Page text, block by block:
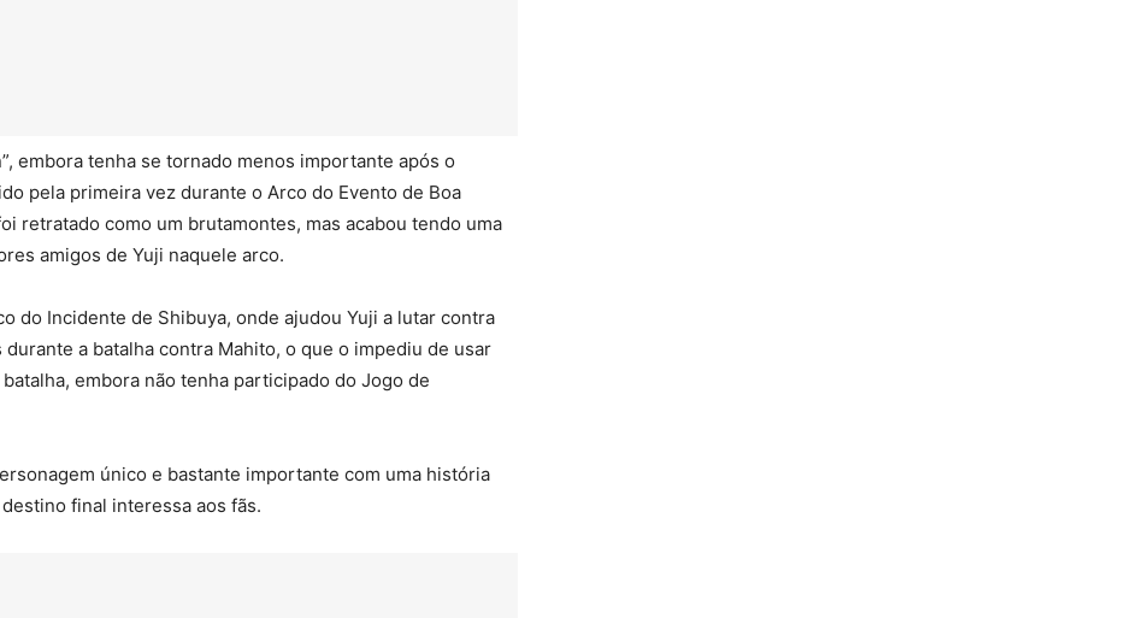
embora tenha se tornado menos importante após o
pela primeira vez durante o Arco do Evento de Boa
retratado como um brutamontes, mas acabou tendo uma
amigos de Yuji naquele arco.
do Incidente de Shibuya, onde ajudou Yuji a lutar contra
durante a batalha contra Mahito, o que o impediu de usar
embora não tenha participado do Jogo de
único e bastante importante com uma história
final interessa aos fãs.